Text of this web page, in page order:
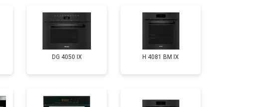
DG 4050 IX H 4081 ВМ IX